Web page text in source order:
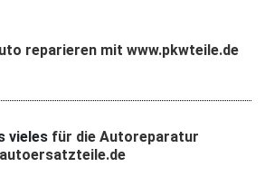
reparieren mit www.pkwteile.de
vieles für die Autoreparatur
autoersatzteile.de